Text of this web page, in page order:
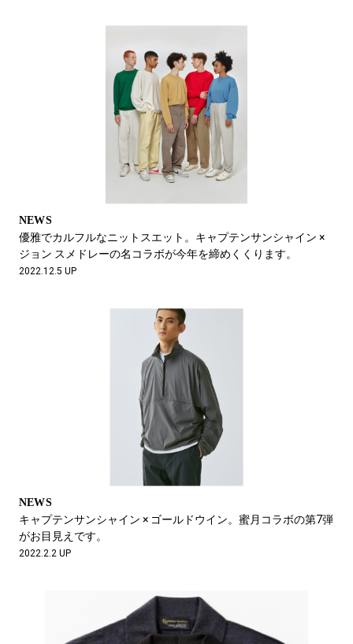
NEWS
優雅でカルフルなニットスエット。キャプテンサンシャイン ×
ジョン スメドレーの名コラボが今年を締めくくります。
2022.12.5 UP
NEWS
キャプテンサンシャイン × ゴールドウイン。蜜月コラボの第7弾
がお目見えです。
2022.2.2 UP